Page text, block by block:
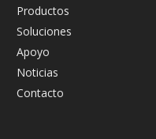
Productos
Soluciones
Apoyo
Noticias
Contacto